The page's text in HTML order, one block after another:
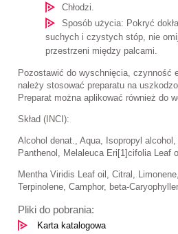
Chłodzi.
Sposób użycia: Pokryć
suchych i czystych stóp, nie
przestrzeni między palcami.
Pozostawić do wyschnięcia, czynność
należy stosować preparatu na
Preparat można aplikować również do
Skład (INCI):
Alcohol denat., Aqua, Isopropyl alcohol,
Panthenol, Melaleuca Eri[1]cifolia Leaf
Mentha Viridis Leaf oil, Citral,
Terpinolene, Camphor, beta-
Pliki do pobrania:
Karta katalogowa